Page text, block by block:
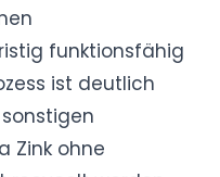
funktionsfähig
ist deutlich
Zink ohne